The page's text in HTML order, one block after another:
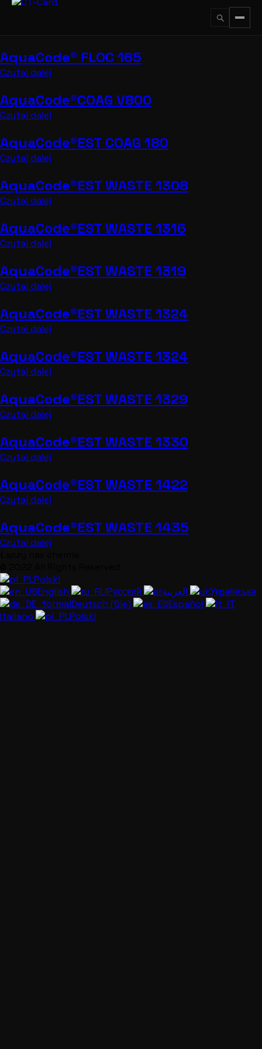
Przejdź
AquaCode® FLOC 165
Czytaj dalej
AquaCode®COAG V800
Czytaj dalej
AquaCode®EST COAG 180
Czytaj dalej
AquaCode®EST WASTE 1308
Czytaj dalej
AquaCode®EST WASTE 1316
Czytaj dalej
AquaCode®EST WASTE 1319
Czytaj dalej
AquaCode®EST WASTE 1324
Czytaj dalej
AquaCode®EST WASTE 1324
Czytaj dalej
AquaCode®EST WASTE 1329
Czytaj dalej
AquaCode®EST WASTE 1330
Czytaj dalej
AquaCode®EST WASTE 1422
Czytaj dalej
AquaCode®EST WASTE 1435
Czytaj dalej
Polski
English
Русский
Українська
Deutsch (Sie)
Español
Italiano
Polski